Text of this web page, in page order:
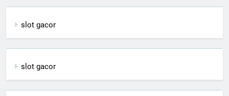
slot gacor
slot gacor